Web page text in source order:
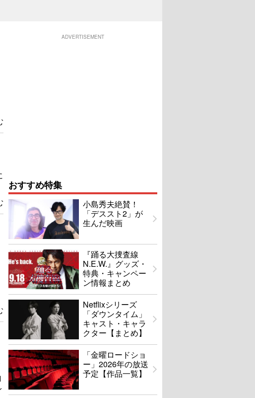
ADVERTISEMENT
おすすめ特集
小島秀夫絶賛！
「デススト2」が
生んだ映画
『踊る大捜査線
N.E.W.』グッズ・
特典・キャンペー
ン情報まとめ
Netflixシリーズ
「ダウンタイム」
キャスト・キャラ
クター【まとめ】
「金曜ロードショ
ー」2026年の放送
予定【作品一覧】